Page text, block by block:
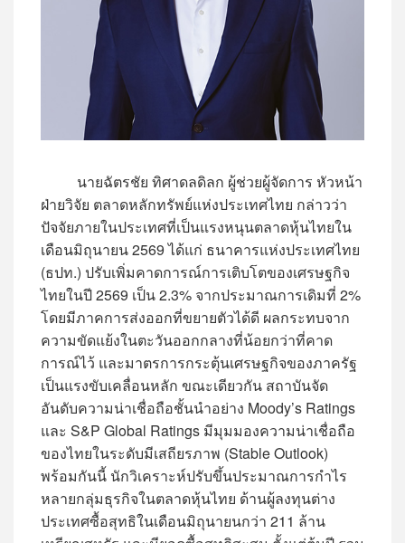
นายฉัตรชัย ทิศาดลดิลก ผู้ช่วยผู้จัดการ หัวหน้า
ฝ่ายวิจัย ตลาดหลักทรัพย์แห่งประเทศไทย กล่าวว่า
ปัจจัยภายในประเทศที่เป็นแรงหนุนตลาดหุ้นไทยใน
เดือนมิถุนายน 2569 ได้แก่ ธนาคารแห่งประเทศไทย
(ธปท.) ปรับเพิ่มคาดการณ์การเติบโตของเศรษฐกิจ
ไทยในปี 2569 เป็น 2.3% จากประมาณการเดิมที่ 2%
โดยมีภาคการส่งออกที่ขยายตัวได้ดี ผลกระทบจาก
ความขัดแย้งในตะวันออกกลางที่น้อยกว่าที่คาด
การณ์ไว้ และมาตรการกระตุ้นเศรษฐกิจของภาครัฐ
เป็นแรงขับเคลื่อนหลัก ขณะเดียวกัน สถาบันจัด
อันดับความน่าเชื่อถือชั้นนำอย่าง Moody’s Ratings
และ S&P Global Ratings มีมุมมองความน่าเชื่อถือ
ของไทยในระดับมีเสถียรภาพ (Stable Outlook)
พร้อมกันนี้ นักวิเคราะห์ปรับขึ้นประมาณการกำไร
หลายกลุ่มธุรกิจในตลาดหุ้นไทย ด้านผู้ลงทุนต่าง
ประเทศซื้อสุทธิในเดือนมิถุนายนกว่า 211 ล้าน